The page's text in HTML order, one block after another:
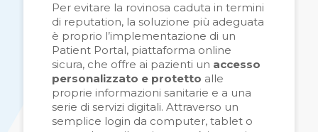
Per evitare la rovinosa caduta in termini
di reputation, la soluzione più adeguata
è proprio l’implementazione di un
Patient Portal, piattaforma online
sicura, che offre ai pazienti un accesso
personalizzato e protetto alle
proprie informazioni sanitarie e a una
serie di servizi digitali. Attraverso un
semplice login da computer, tablet o